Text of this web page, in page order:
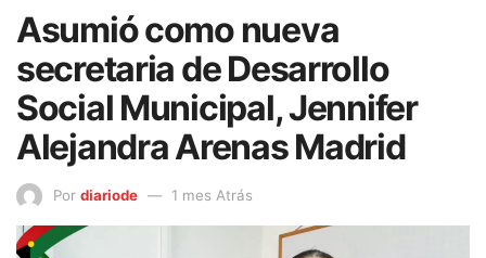
Asumió como nueva
secretaria de Desarrollo
Social Municipal, Jennifer
Alejandra Arenas Madrid
Por diariode 1 mes Atrás